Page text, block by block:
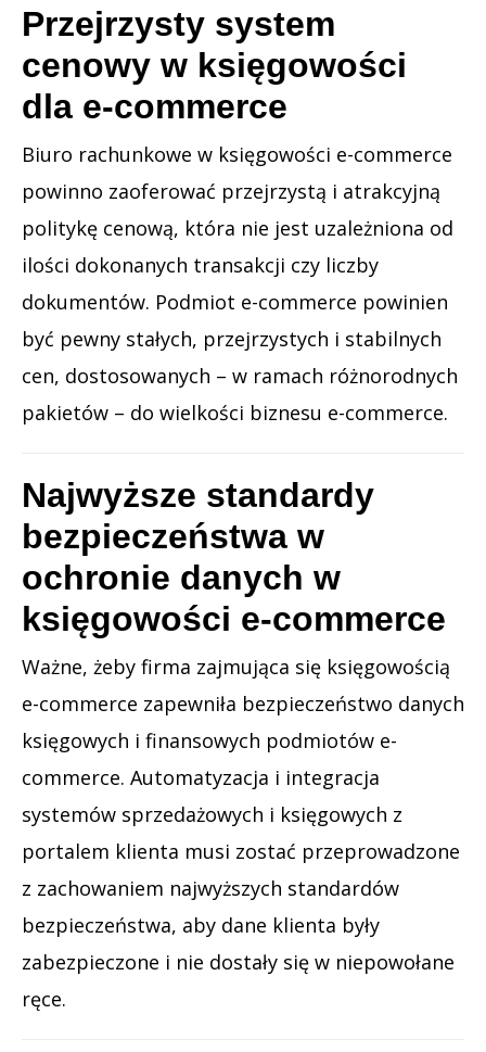
Przejrzysty system
cenowy w księgowości
dla e-commerce
Biuro rachunkowe w księgowości e-commerce
powinno zaoferować przejrzystą i atrakcyjną
politykę cenową, która nie jest uzależniona od
ilości dokonanych transakcji czy liczby
dokumentów. Podmiot e-commerce powinien
być pewny stałych, przejrzystych i stabilnych
cen, dostosowanych – w ramach różnorodnych
pakietów – do wielkości biznesu e-commerce.
Najwyższe standardy
bezpieczeństwa w
ochronie danych w
księgowości e-commerce
Ważne, żeby firma zajmująca się księgowością
e-commerce zapewniła bezpieczeństwo danych
księgowych i finansowych podmiotów e-
commerce. Automatyzacja i integracja
systemów sprzedażowych i księgowych z
portalem klienta musi zostać przeprowadzone
z zachowaniem najwyższych standardów
bezpieczeństwa, aby dane klienta były
zabezpieczone i nie dostały się w niepowołane
ręce.